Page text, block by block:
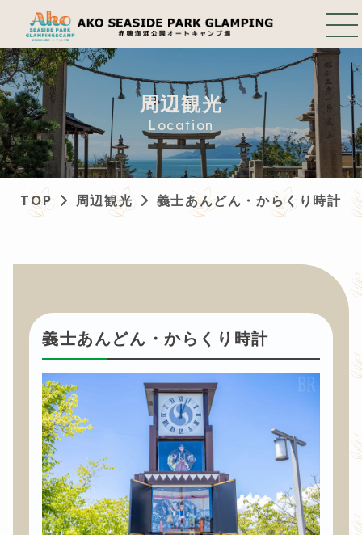
周辺観光
Location
TOP 周辺観光 義士あんどん・からくり時計
義士あんどん・からくり時計